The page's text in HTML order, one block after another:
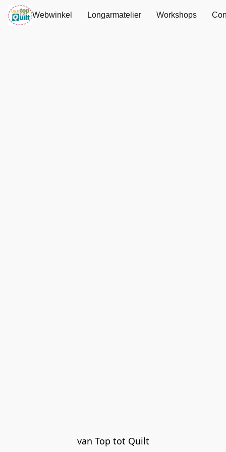
Webwinkel Longarmatelier Workshops
van Top tot Quilt